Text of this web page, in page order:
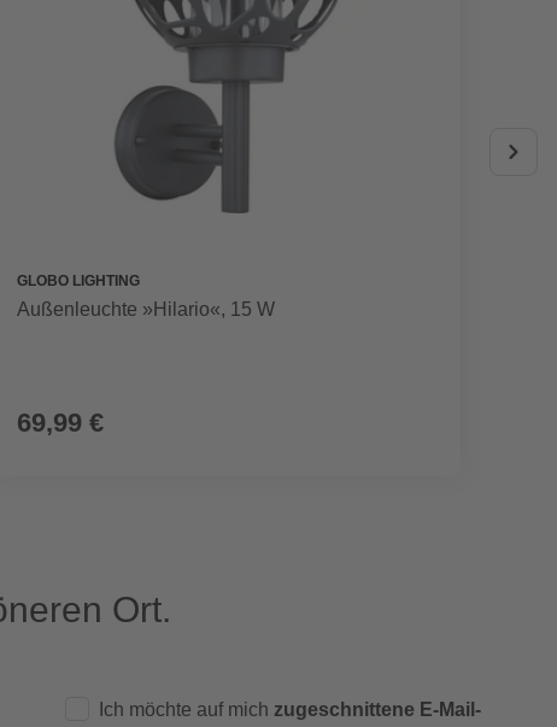
GLOBO LIGHTING
Außenleuchte »Hilario«, 15 W
69,99 €
Ort.
Ich möchte auf mich zugeschnittene E-Mail-